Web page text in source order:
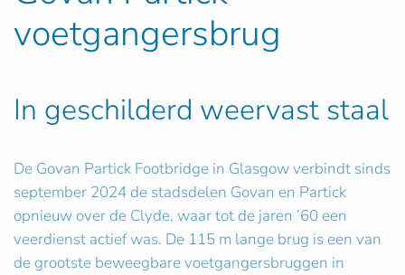
voetgangersbrug
In geschilderd weervast staal
De Govan Partick Footbridge in Glasgow verbindt sinds
september 2024 de stadsdelen Govan en Partick
opnieuw over de Clyde, waar tot de jaren ’60 een
veerdienst actief was. De 115 m lange brug is een van
de grootste beweegbare voetgangersbruggen in